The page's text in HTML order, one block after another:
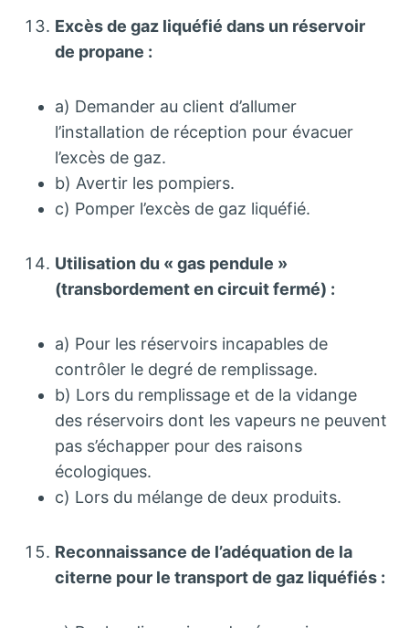
Excès de gaz liquéfié dans un réservoir
de propane :
a) Demander au client d’allumer
l’installation de réception pour évacuer
l’excès de gaz.
b) Avertir les pompiers.
c) Pomper l’excès de gaz liquéfié.
Utilisation du « gas pendule »
(transbordement en circuit fermé) :
a) Pour les réservoirs incapables de
contrôler le degré de remplissage.
b) Lors du remplissage et de la vidange
des réservoirs dont les vapeurs ne peuvent
pas s’échapper pour des raisons
écologiques.
c) Lors du mélange de deux produits.
Reconnaissance de l’adéquation de la
citerne pour le transport de gaz liquéfiés :